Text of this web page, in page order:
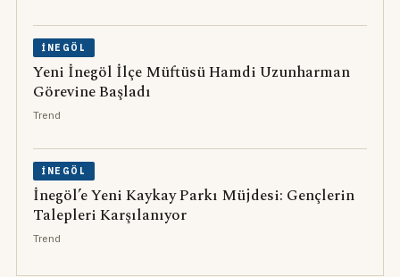
İNEGÖL
Yeni İnegöl İlçe Müftüsü Hamdi Uzunharman
Görevine Başladı
Trend
İNEGÖL
İnegöl’e Yeni Kaykay Parkı Müjdesi: Gençlerin
Talepleri Karşılanıyor
Trend